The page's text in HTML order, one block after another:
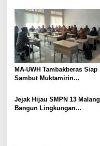
MA-UWH Tambakberas Siap
Sambut Muktamirin
Jejak Hijau SMPN 13 Malang
Bangun Lingkungan